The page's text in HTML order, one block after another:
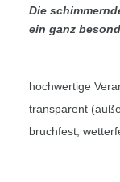
Die
ein ganz
hochwertige
transparent
bruchfest,